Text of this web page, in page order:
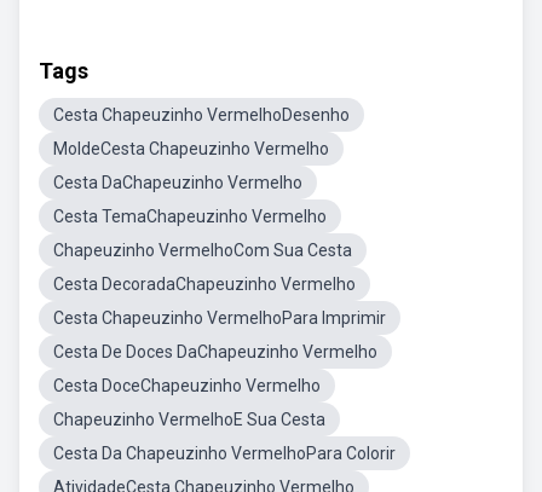
Tags
Cesta Chapeuzinho VermelhoDesenho
MoldeCesta Chapeuzinho Vermelho
Cesta DaChapeuzinho Vermelho
Cesta TemaChapeuzinho Vermelho
Chapeuzinho VermelhoCom Sua Cesta
Cesta DecoradaChapeuzinho Vermelho
Cesta Chapeuzinho VermelhoPara Imprimir
Cesta De Doces DaChapeuzinho Vermelho
Cesta DoceChapeuzinho Vermelho
Chapeuzinho VermelhoE Sua Cesta
Cesta Da Chapeuzinho VermelhoPara Colorir
AtividadeCesta Chapeuzinho Vermelho